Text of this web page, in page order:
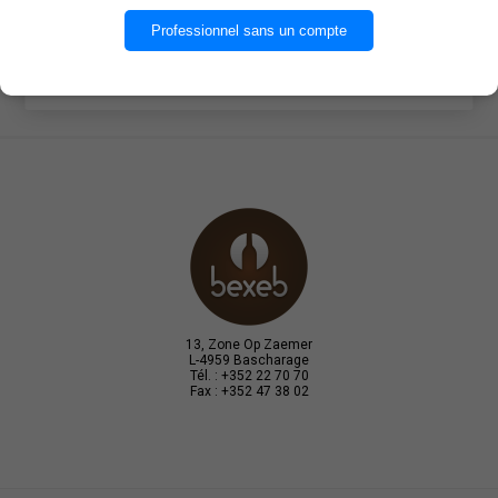
13, Zone Op Zaemer
L-4959 Bascharage
Tél. : +352 22 70 70
Fax : +352 47 38 02
OK
Professionnel sans un compte